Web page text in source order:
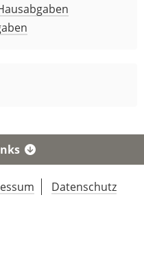
Datenschutz